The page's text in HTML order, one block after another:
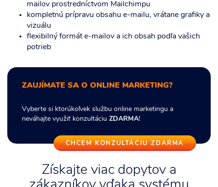
mailov prostredníctvom Mailchimpu
kompletnú prípravu obsahu e-mailu, vrátane grafiky a
vizuálu
flexibilný formát e-mailov a ich obsah podľa vašich
potrieb
ZAUJÍMATE SA O ONLINE MARKETING?
Vyberte si ktorúkoľvek službu online marketingu a
neváhajte využiť konzultáciu ZDARMA!
CHCEM KONZULTÁCIU ZDARMA
Získajte viac dopytov a